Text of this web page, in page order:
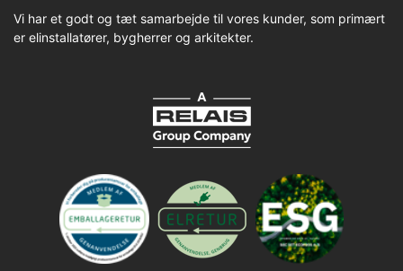
Vi har et godt og tæt samarbejde til vores kunder, som primært
er elinstallatører, bygherrer og arkitekter.